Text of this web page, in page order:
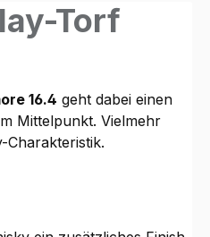
Torf
16.4 geht dabei einen
Mittelpunkt. Vielmehr
Charakteristik.